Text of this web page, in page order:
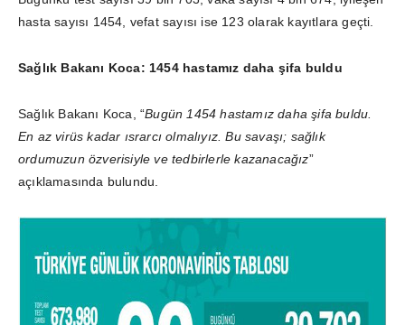
hasta sayısı 1454, vefat sayısı ise 123 olarak kayıtlara geçti.
Sağlık Bakanı Koca: 1454 hastamız daha şifa buldu
Sağlık Bakanı Koca, “Bugün 1454 hastamız daha şifa buldu.
En az virüs kadar ısrarcı olmalıyız. Bu savaşı; sağlık
ordumuzun özverisiyle ve tedbirlerle kazanacağız”
açıklamasında bulundu.